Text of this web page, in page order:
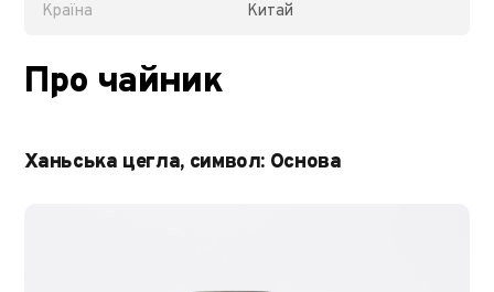
Країна Китай
Про чайник
Ханьська цегла, символ: Основа